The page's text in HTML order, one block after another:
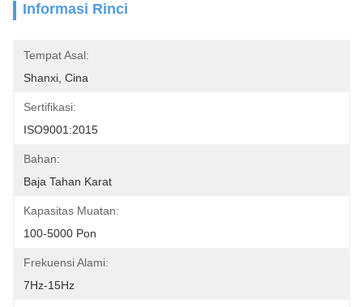
Informasi Rinci
Tempat Asal:
Shanxi, Cina
Sertifikasi:
ISO9001:2015
Bahan:
Baja Tahan Karat
Kapasitas Muatan:
100-5000 Pon
Frekuensi Alami:
7Hz-15Hz